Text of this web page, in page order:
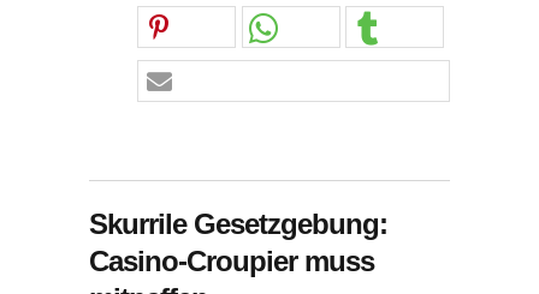
Skurrile Gesetzgebung:
Casino-Croupier muss